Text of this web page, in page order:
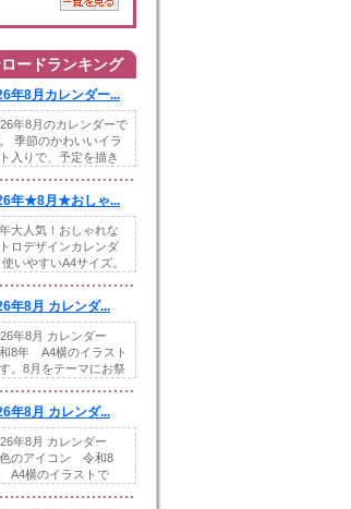
ードランキング
年8月カレンダー...
年8月のカレンダーで
季節のかわいいイラ
入りで、予定を描き
年★8月★おしゃ...
大人気！おしゃれな
ロデザインカレンダ
使いやすいA4サイズ。
年8月 カレンダ...
年8月 カレンダー
8年 A4横のイラスト
。8月をテーマにお祭
年8月 カレンダ...
年8月 カレンダー
のアイコン 令和8
A4横のイラストで